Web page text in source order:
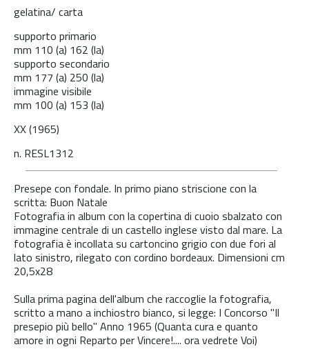
gelatina/ carta
supporto primario
mm 110 (a) 162 (la)
supporto secondario
mm 177 (a) 250 (la)
immagine visibile
mm 100 (a) 153 (la)
XX (1965)
n. RESL1312
Presepe con fondale. In primo piano striscione con la
scritta: Buon Natale
Fotografia in album con la copertina di cuoio sbalzato con
immagine centrale di un castello inglese visto dal mare. La
fotografia è incollata su cartoncino grigio con due fori al
lato sinistro, rilegato con cordino bordeaux. Dimensioni cm
20,5x28
Sulla prima pagina dell'album che raccoglie la fotografia,
scritto a mano a inchiostro bianco, si legge: I Concorso "Il
presepio più bello" Anno 1965 (Quanta cura e quanto
amore in ogni Reparto per Vincere!.... ora vedrete Voi)